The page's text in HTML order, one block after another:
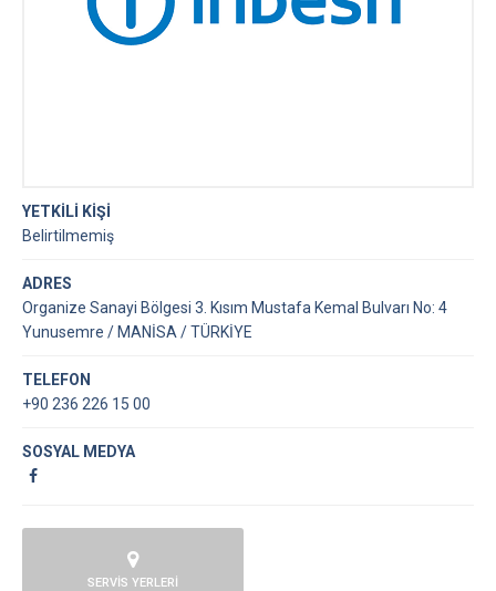
YETKİLİ KİŞİ
Belirtilmemiş
ADRES
Organize Sanayi Bölgesi 3. Kısım Mustafa Kemal Bulvarı No: 4
Yunusemre / MANİSA / TÜRKİYE
TELEFON
+90 236 226 15 00
SOSYAL MEDYA
SERVİS YERLERİ